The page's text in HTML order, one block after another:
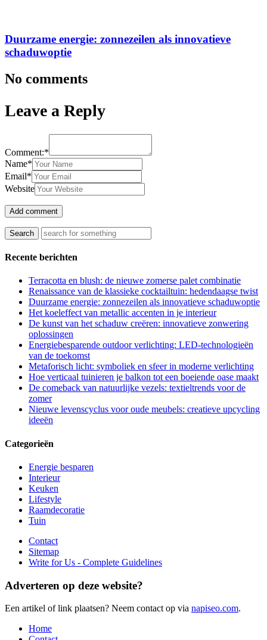
Duurzame energie: zonnezeilen als innovatieve
schaduwoptie
No comments
Leave a Reply
Comment:*
Name*
Email*
Website
Recente berichten
Terracotta en blush: de nieuwe zomerse palet combinatie
Renaissance van de klassieke cocktailtuin: hedendaagse twist
Duurzame energie: zonnezeilen als innovatieve schaduwoptie
Het koeleffect van metallic accenten in je interieur
De kunst van het schaduw creëren: innovatieve zonwering
oplossingen
Energiebesparende outdoor verlichting: LED-technologieën
van de toekomst
Metaforisch licht: symboliek en sfeer in moderne verlichting
Hoe verticaal tuinieren je balkon tot een boeiende oase maakt
De comeback van natuurlijke vezels: textieltrends voor de
zomer
Nieuwe levenscyclus voor oude meubels: creatieve upcycling
ideeën
Categorieën
Energie besparen
Interieur
Keuken
Lifestyle
Raamdecoratie
Tuin
Contact
Sitemap
Write for Us - Complete Guidelines
Adverteren op deze website?
Een artikel of link plaatsen? Neem contact op via napiseo.com.
Home